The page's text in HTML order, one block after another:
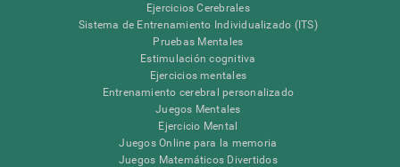
Ejercicios Cerebrales
Sistema de Entrenamiento Individualizado (ITS)
Pruebas Mentales
Estimulación cognitiva
Ejercicios mentales
Entrenamiento cerebral personalizado
Juegos Mentales
Ejercicio Mental
Juegos Online para la memoria
Juegos Matemáticos Divertidos